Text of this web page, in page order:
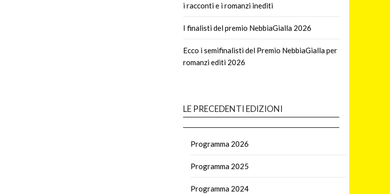
i racconti e i romanzi inediti
I finalisti del premio NebbiaGialla 2026
Ecco i semifinalisti del Premio NebbiaGialla per
romanzi editi 2026
LE PRECEDENTI EDIZIONI
Programma 2026
Programma 2025
Programma 2024